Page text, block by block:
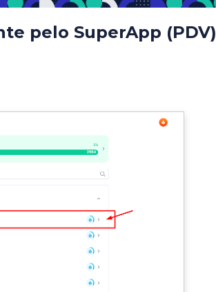
pelo SuperApp (PDV)